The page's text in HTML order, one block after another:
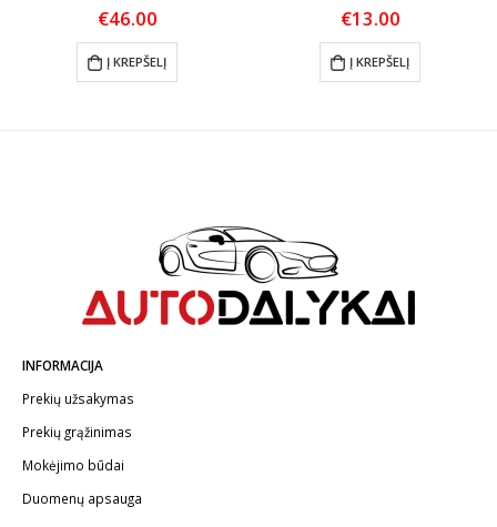
€46.00
Į KREPŠELĮ
€13.00
Į KREPŠELĮ
INFORMACIJA
Prekių užsakymas
Prekių grąžinimas
Mokėjimo būdai
Duomenų apsauga